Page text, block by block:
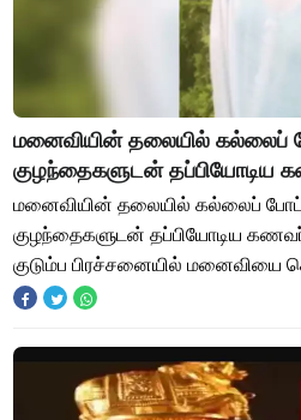
மனைவியின் தலையில் கல்லைப்
குழந்தைகளுடன் தப்பியோடிய
மனைவியின் தலையில் கல்லைப்
குழந்தைகளுடன் தப்பியோடிய
குடும்ப பிரச்சனையில்
வாக்குமூலம் அளித்திருக்கிறார்.